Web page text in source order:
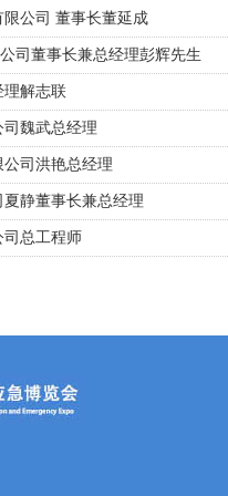
公司 董事长董延成
司董事长兼总经理彭辉先生
解志联
魏武总经理
司洪艳总经理
静董事长兼总经理
总工程师